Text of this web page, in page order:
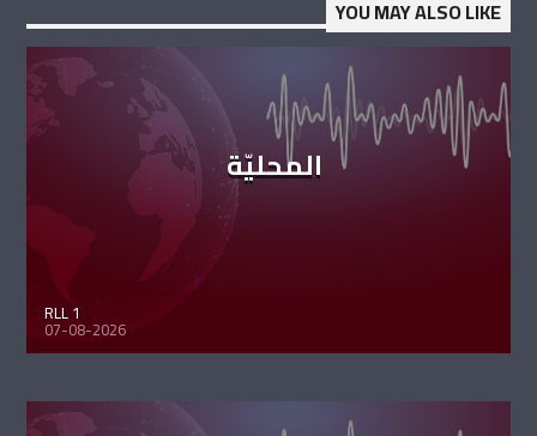
YOU MAY ALSO LIKE
المحليّة
RLL 1
07-08-2026